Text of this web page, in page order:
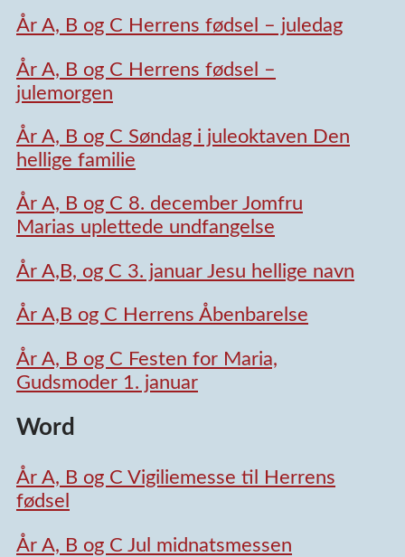
År A, B og C Herrens fødsel – juledag
År A, B og C Herrens fødsel –
julemorgen
År A, B og C Søndag i juleoktaven Den
hellige familie
År A, B og C 8. december Jomfru
Marias uplettede undfangelse
År A,B, og C 3. januar Jesu hellige navn
År A,B og C Herrens Åbenbarelse
År A, B og C Festen for Maria,
Gudsmoder 1. januar
Word
År A, B og C Vigiliemesse til Herrens
fødsel
År A, B og C Jul midnatsmessen